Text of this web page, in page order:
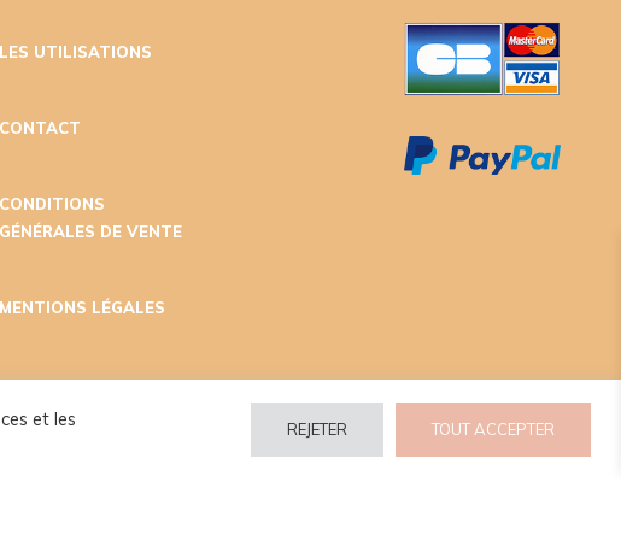
LES UTILISATIONS
CONTACT
CONDITIONS
GÉNÉRALES DE VENTE
MENTIONS LÉGALES
et les
REJETER TOUT ACCEPTER